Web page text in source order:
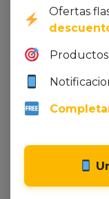
Ofertas